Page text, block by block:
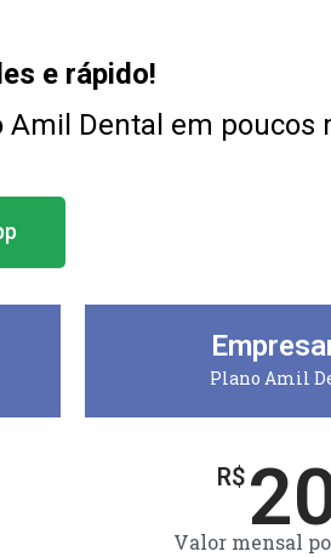
e rápido!
Amil Dental em poucos
Plano Amil
R$
Valor mensal